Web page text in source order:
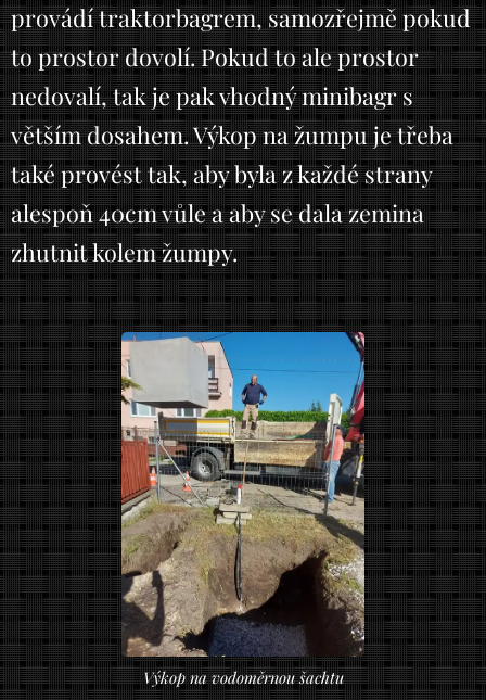
provádí traktorbagrem, samozřejmě pokud
to prostor dovolí. Pokud to ale prostor
nedovalí, tak je pak vhodný minibagr s
větším dosahem. Výkop na žumpu je třeba
také provést tak, aby byla z každé strany
alespoň 40cm vůle a aby se dala zemina
zhutnit kolem žumpy.
Výkop na vodoměrnou šachtu